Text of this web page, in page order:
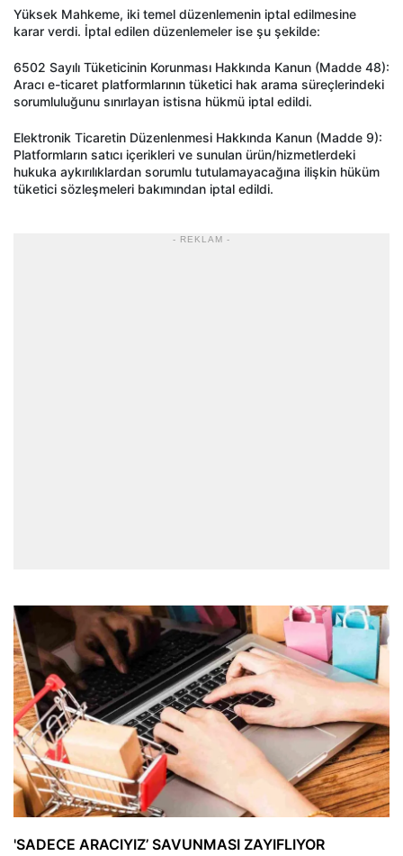
Yüksek Mahkeme, iki temel düzenlemenin iptal edilmesine
karar verdi. İptal edilen düzenlemeler ise şu şekilde:
6502 Sayılı Tüketicinin Korunması Hakkında Kanun (Madde 48):
Aracı e-ticaret platformlarının tüketici hak arama süreçlerindeki
sorumluluğunu sınırlayan istisna hükmü iptal edildi.
Elektronik Ticaretin Düzenlenmesi Hakkında Kanun (Madde 9):
Platformların satıcı içerikleri ve sunulan ürün/hizmetlerdeki
hukuka aykırılıklardan sorumlu tutulamayacağına ilişkin hüküm
tüketici sözleşmeleri bakımından iptal edildi.
- REKLAM -
'SADECE ARACIYIZ’ SAVUNMASI ZAYIFLIYOR